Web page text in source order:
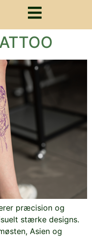
præcision og
stærke designs.
Asien og